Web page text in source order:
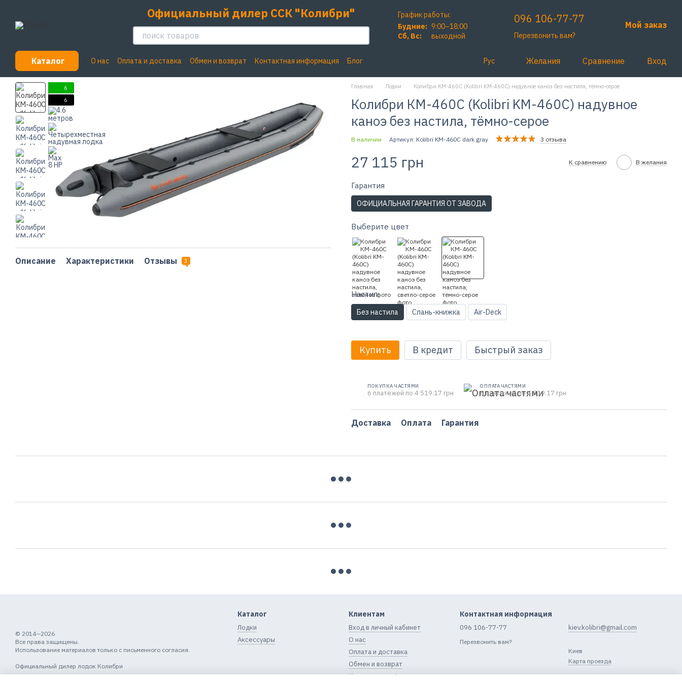
Официальный дилер ССК "Колибри"
График работы:
Будние: 9:00–18:00
Сб, Вc:
выходной
096 106-77-77
Перезвонить вам?
Мой заказ
Каталог О нас Оплата и доставка Обмен и возврат Контактная информация
Блог
Рус Желания Сравнение Вход
6
6
Описание Характеристики Отзывы 3
Главная Лодки Колибри КМ-460С (Kolibri KM-460C) надувное каноэ без настила, тёмно-серое
Колибри КМ-460С (Kolibri KM-460C) надувное
каноэ без настила, тёмно-серое
В наличии Артикул: Kolibri KM-460C dark gray 3 отзыва
27 115 грн К сравнению В желания
Гарантия
ОФИЦИАЛЬНАЯ ГАРАНТИЯ ОТ ЗАВОДА
Выберите цвет
Настил
Без настила Слань-книжка Air-Deck
Купить В кредит Быстрый заказ
ПОКУПКА ЧАСТЯМИ
6 платежей по 4 519.17 грн
ОПЛАТА ЧАСТЯМИ
6 платежей по 4 519.17 грн
Доставка Оплата Гарантия
© 2014—2026
Все права защищены.
Использование материалов только с письменного согласия.
Официальный дилер лодок Колибри
Каталог
Лодки
Аксессуары
Клиентам
Вход в личный кабинет
О нас
Оплата и доставка
Обмен и возврат
Контактная информация
Контактная информация
096 106-77-77
Перезвонить вам?
kiev.kolibri@gmail.com
Киев
Карта проезда